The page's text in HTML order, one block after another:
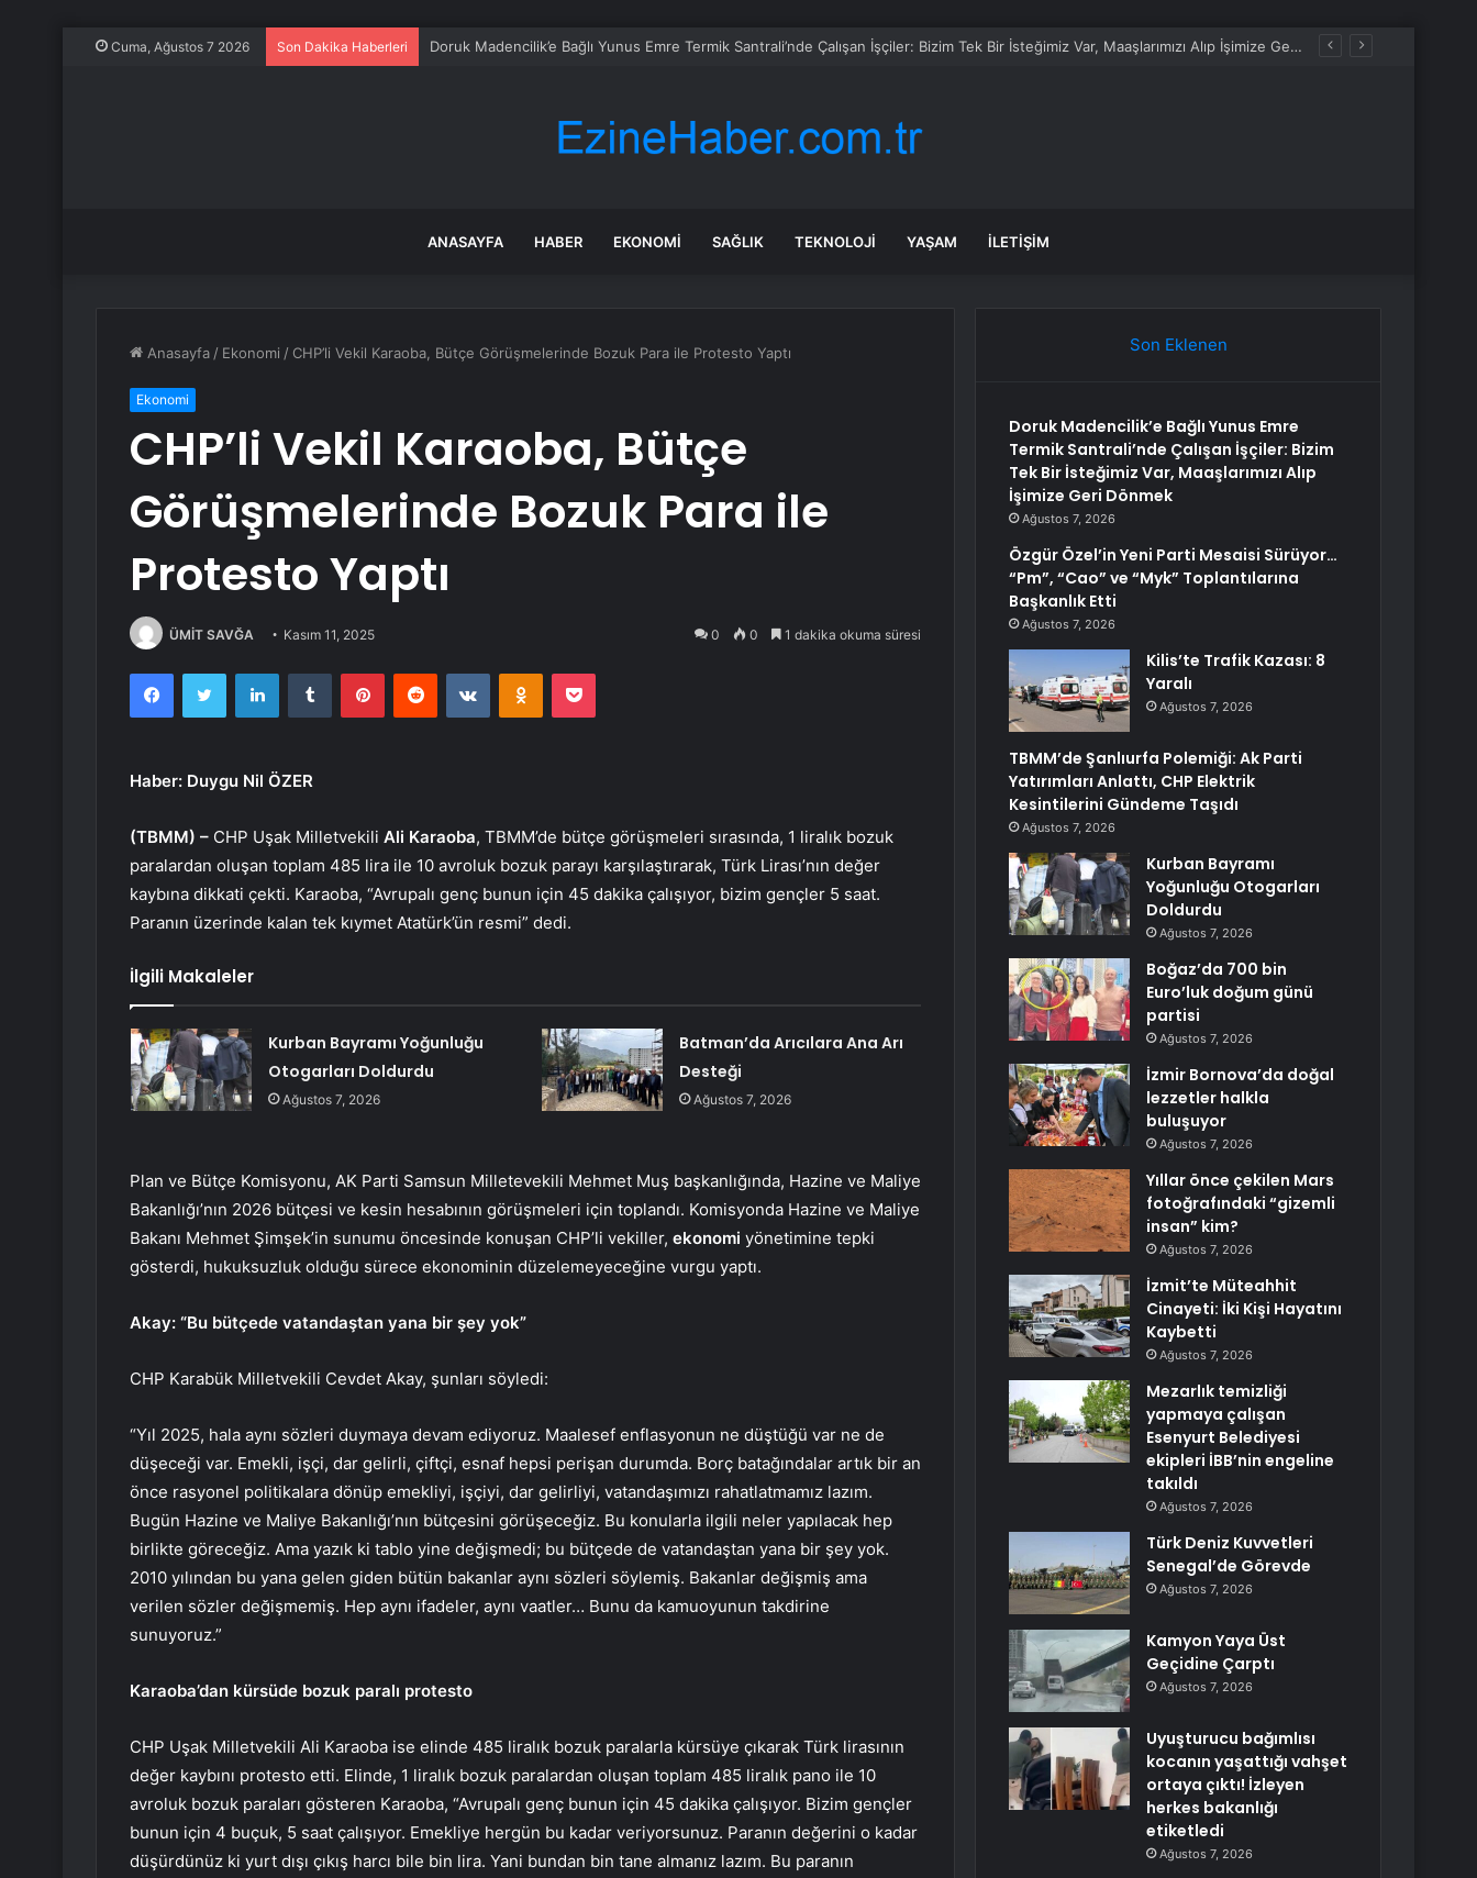
Cuma, Ağustos 7 2026 Son Dakika Haberleri Doruk Madencilik’e Bağlı Yunus Emre Termik Santrali’nde Çalışan İşçiler: Bizim Tek Bir İsteğimiz Var, Maaşlarımızı Alıp İşimize Geri Dönmek
ANASAYFA HABER EKONOMI SAĞLIK TEKNOLOJI YAŞAM İLETIŞIM
Anasayfa / Ekonomi / CHP’li Vekil Karaoba, Bütçe Görüşmelerinde Bozuk Para ile Protesto Yaptı
Ekonomi
CHP’li Vekil Karaoba, Bütçe
Görüşmelerinde Bozuk Para ile
Protesto Yaptı
ÜMİT SAVĞA Kasım 11, 2025 0 0 1 dakika okuma süresi
FacebookTwitter LinkedInTumblr PinterestReddit VKontakteOdnoklassniki
Pocket
Haber: Duygu Nil ÖZER
(TBMM) – CHP Uşak Milletvekili Ali Karaoba, TBMM’de bütçe görüşmeleri sırasında, 1 liralık bozuk
paralardan oluşan toplam 485 lira ile 10 avroluk bozuk parayı karşılaştırarak, Türk Lirası’nın değer
kaybına dikkati çekti. Karaoba, “Avrupalı genç bunun için 45 dakika çalışıyor, bizim gençler 5 saat.
Paranın üzerinde kalan tek kıymet Atatürk’ün resmi” dedi.
İlgili Makaleler
Kurban Bayramı Yoğunluğu
Otogarları Doldurdu
Ağustos 7, 2026
Batman’da Arıcılara Ana Arı
Desteği
Ağustos 7, 2026
Plan ve Bütçe Komisyonu, AK Parti Samsun Milletevekili Mehmet Muş başkanlığında, Hazine ve Maliye
Bakanlığı’nın 2026 bütçesi ve kesin hesabının görüşmeleri için toplandı. Komisyonda Hazine ve Maliye
Bakanı Mehmet Şimşek’in sunumu öncesinde konuşan CHP’li vekiller, ekonomi yönetimine tepki
gösterdi, hukuksuzluk olduğu sürece ekonominin düzelemeyeceğine vurgu yaptı.
Akay: “Bu bütçede vatandaştan yana bir şey yok”
CHP Karabük Milletvekili Cevdet Akay, şunları söyledi:
“Yıl 2025, hala aynı sözleri duymaya devam ediyoruz. Maalesef enflasyonun ne düştüğü var ne de
düşeceği var. Emekli, işçi, dar gelirli, çiftçi, esnaf hepsi perişan durumda. Borç batağındalar artık bir an
önce rasyonel politikalara dönüp emekliyi, işçiyi, dar gelirliyi, vatandaşımızı rahatlatmamız lazım.
Bugün Hazine ve Maliye Bakanlığı’nın bütçesini görüşeceğiz. Bu konularla ilgili neler yapılacak hep
birlikte göreceğiz. Ama yazık ki tablo yine değişmedi; bu bütçede de vatandaştan yana bir şey yok.
2010 yılından bu yana gelen giden bütün bakanlar aynı sözleri söylemiş. Bakanlar değişmiş ama
verilen sözler değişmemiş. Hep aynı ifadeler, aynı vaatler… Bunu da kamuoyunun takdirine
sunuyoruz.”
Karaoba’dan kürsüde bozuk paralı protesto
CHP Uşak Milletvekili Ali Karaoba ise elinde 485 liralık bozuk paralarla kürsüye çıkarak Türk lirasının
değer kaybını protesto etti. Elinde, 1 liralık bozuk paralardan oluşan toplam 485 liralık pano ile 10
avroluk bozuk paraları gösteren Karaoba, “Avrupalı genç bunun için 45 dakika çalışıyor. Bizim gençler
bunun için 4 buçuk, 5 saat çalışıyor. Emekliye hergün bu kadar veriyorsunuz. Paranın değerini o kadar
düşürdünüz ki yurt dışı çıkış harcı bile bin lira. Yani bundan bin tane almanız lazım. Bu paranın
Son Eklenen
Doruk Madencilik’e Bağlı Yunus Emre
Termik Santrali’nde Çalışan İşçiler: Bizim
Tek Bir İsteğimiz Var, Maaşlarımızı Alıp
İşimize Geri Dönmek
Ağustos 7, 2026
Özgür Özel’in Yeni Parti Mesaisi Sürüyor…
“Pm”, “Cao” ve “Myk” Toplantılarına
Başkanlık Etti
Ağustos 7, 2026
Kilis’te Trafik Kazası: 8
Yaralı
Ağustos 7, 2026
TBMM’de Şanlıurfa Polemiği: Ak Parti
Yatırımları Anlattı, CHP Elektrik
Kesintilerini Gündeme Taşıdı
Ağustos 7, 2026
Kurban Bayramı
Yoğunluğu Otogarları
Doldurdu
Ağustos 7, 2026
Boğaz’da 700 bin
Euro’luk doğum günü
partisi
Ağustos 7, 2026
İzmir Bornova’da doğal
lezzetler halkla
buluşuyor
Ağustos 7, 2026
Yıllar önce çekilen Mars
fotoğrafındaki “gizemli
insan” kim?
Ağustos 7, 2026
İzmit’te Müteahhit
Cinayeti: İki Kişi Hayatını
Kaybetti
Ağustos 7, 2026
Mezarlık temizliği
yapmaya çalışan
Esenyurt Belediyesi
ekipleri İBB’nin engeline
takıldı
Ağustos 7, 2026
Türk Deniz Kuvvetleri
Senegal’de Görevde
Ağustos 7, 2026
Kamyon Yaya Üst
Geçidine Çarptı
Ağustos 7, 2026
Uyuşturucu bağımlısı
kocanın yaşattığı vahşet
ortaya çıktı! İzleyen
herkes bakanlığı
etiketledi
Ağustos 7, 2026